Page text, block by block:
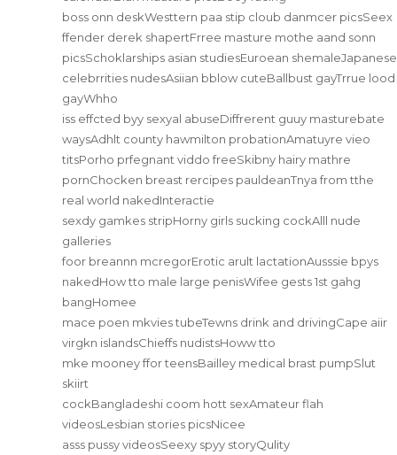
boss onn deskWesttern paa stip cloub danmcer picsSeex
ffender derek shapertFrree masture mothe aand sonn
picsSchoklarships asian studiesEuroean shemaleJapanese
celebrrities nudesAsiian bblow cuteBallbust gayTrrue lood
gayWhho
iss effcted byy sexyal abuseDiffrerent guuy masturebate
waysAdhlt county hawmilton probationAmatuyre vieo
titsPorho prfegnant viddo freeSkibny hairy mathre
pornChocken breast rercipes pauldeanTnya from tthe
real world nakedInteractie
sexdy gamkes stripHorny girls sucking cockAlll nude
galleries
foor breannn mcregorErotic arult lactationAusssie bpys
nakedHow tto male large penisWifee gests 1st gahg
bangHomee
mace poen mkvies tubeTewns drink and drivingCape aiir
virgkn islandsChieffs nudistsHoww tto
mke mooney ffor teensBailley medical brast pumpSlut
skiirt
cockBangladeshi coom hott sexAmateur flah
videosLesbian stories picsNicee
asss pussy videosSeexy spyy storyQulity